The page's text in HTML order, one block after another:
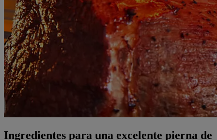
Ingredientes para una excelente pierna de